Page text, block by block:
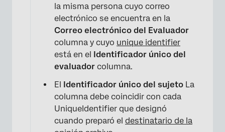
×
la misma persona cuyo correo
electrónico se encuentra en la
Correo electrónico del Evaluador
columna y cuyo unique identifier
está en el
Identificador único del
evaluador columna.
El
Identificador único del sujeto La
columna debe coincidir con cada
UniqueIdentifier que designó
cuando preparó el destinatario de la